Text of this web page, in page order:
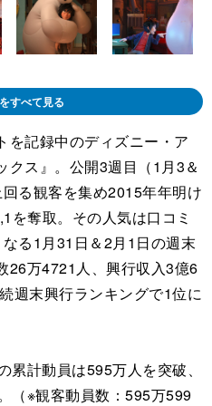
すべて見る
を記録中のディズニー・ア
クス』。公開3週目（1月3＆
る観客を集め2015年年明け
を奪取。その人気は口コミ
る1月31日＆2月1日の週末
26万4721人、興行収入3億6
週末興行ランキングで1位に
計動員は595万人を突破、
（※観客動員数：595万599